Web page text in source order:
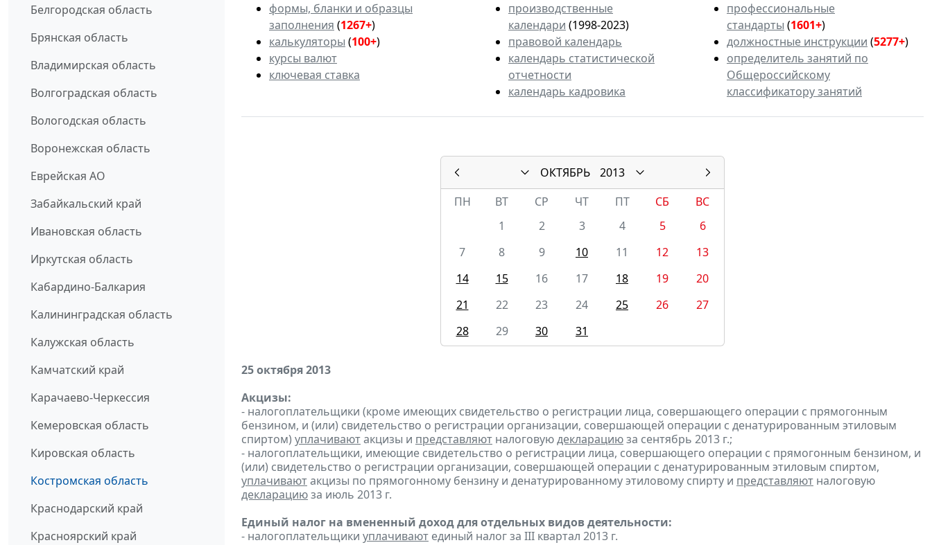
Белгородская область
Брянская область
Владимирская область
Волгоградская область
Вологодская область
Воронежская область
Еврейская АО
Забайкальский край
Ивановская область
Иркутская область
Кабардино-Балкария
Калининградская область
Калужская область
Камчатский край
Карачаево-Черкессия
Кемеровская область
Кировская область
Костромская область
Краснодарский край
Красноярский край
формы, бланки и образцы
заполнения (1267+)
калькуляторы (100+)
курсы валют
ключевая ставка
производственные
календари (1998-2023)
правовой календарь
календарь статистической
отчетности
календарь кадровика
профессиональные
стандарты (1601+)
должностные инструкции (5277+)
определитель занятий по
Общероссийскому
классификатору занятий
ОКТЯБРЬ
2013
ПН
ВТ СР ЧТ ПТ СБ
ВС
1
2 3 4 5
6
7
8 9 10 11 12
13
14
15 16 17 18 19
20
21
22 23 24 25 26
27
28
29 30 31
25 октября 2013
Акцизы:
- налогоплательщики (кроме имеющих свидетельство о регистрации лица, совершающего операции с прямогонным
бензином, и (или) свидетельство о регистрации организации, совершающей операции с денатурированным этиловым
спиртом) уплачиваютакцизы и представляют налоговуюдекларациюза сентябрь 2013 г.;
- налогоплательщики, имеющие свидетельство о регистрации лица, совершающего операции с прямогонным бензином, и
(или) свидетельство о регистрации организации, совершающей операции с денатурированным этиловым спиртом,
уплачиваютакцизы по прямогонному бензину и денатурированному этиловому спирту и представляют налоговую
декларациюза июль 2013 г.
Единый налог на вмененный доход для отдельных видов деятельности:
- налогоплательщики уплачивают единый налог за III квартал 2013 г.